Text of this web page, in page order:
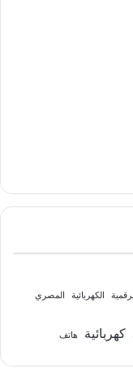
الرقمية الكهربائية المصري
كهربائية هاتف